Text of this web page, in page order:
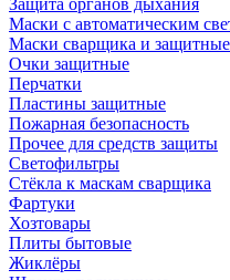
Защита органов дыхания
Маски с автоматическим
Маски сварщика и
Очки защитные
Перчатки
Пластины защитные
Пожарная безопасность
Прочее для средств защиты
Светофильтры
Стёкла к маскам сварщика
Фартуки
Хозтовары
Плиты бытовые
Жиклёры